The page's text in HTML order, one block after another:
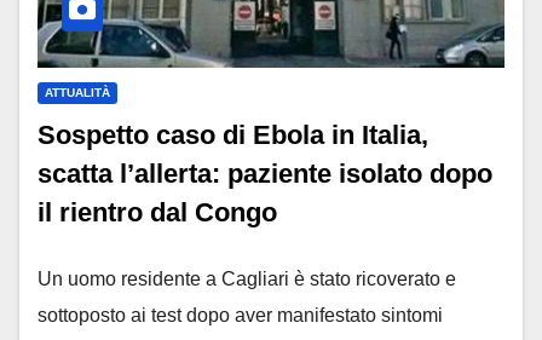
ATTUALITÀ
Sospetto caso di Ebola in Italia,
scatta l’allerta: paziente isolato dopo
il rientro dal Congo
Un uomo residente a Cagliari è stato ricoverato e
sottoposto ai test dopo aver manifestato sintomi